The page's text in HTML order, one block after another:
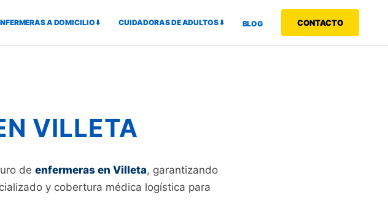
A DOMICILIO ⬇️ CUIDADORAS DE ADULTOS ⬇️ BLOG CONTACTO
VILLETA
de enfermeras en Villeta, garantizando
y cobertura médica logística para